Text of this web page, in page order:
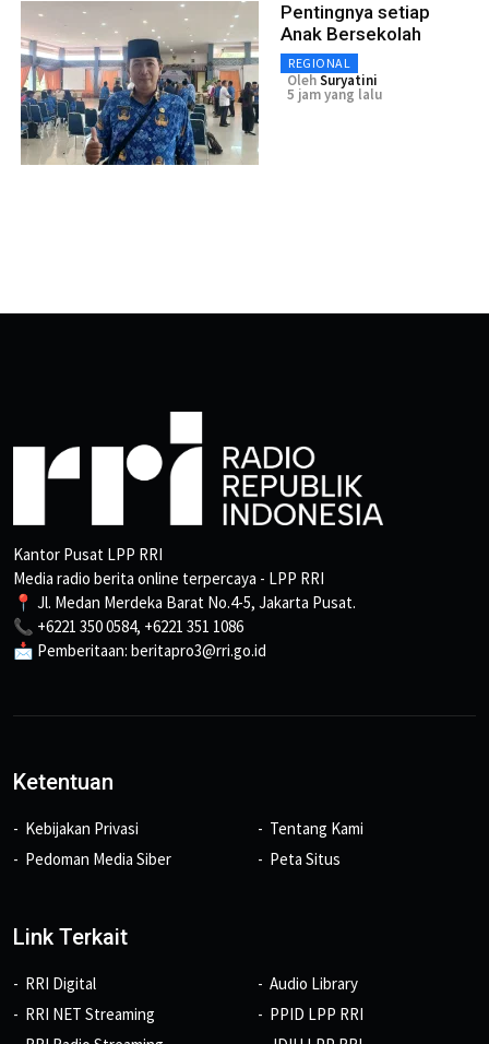
Pentingnya setiap
Anak Bersekolah
REGIONAL
OlehSuryatini
5 jam yang lalu
Kantor Pusat LPP RRI
Media radio berita online terpercaya - LPP RRI
📍 Jl. Medan Merdeka Barat No.4-5, Jakarta Pusat.
📞 +6221 350 0584, +6221 351 1086
📩 Pemberitaan: beritapro3@rri.go.id
Ketentuan
Kebijakan Privasi
Pedoman Media Siber
Tentang Kami
Peta Situs
Link Terkait
RRI Digital
RRI NET Streaming
Audio Library
PPID LPP RRI